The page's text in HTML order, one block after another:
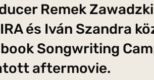
Remek Zawadzki
és Iván Szandra
Songwriting
aftermovie.